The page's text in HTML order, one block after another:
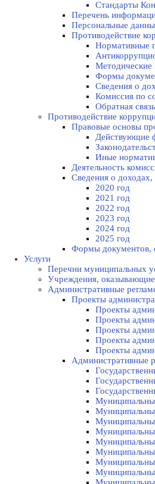
Стандарты
Перечень
Персональные
Противодействие
Нормативные
Методические
Формы
Сведения о
Комиссия по
Обратная
Противодействие
Правовые основы
Действующие
Иные
Деятельность
Сведения о доходах,
2020 год
2021 год
2022 год
2023 год
2024 год
2025 год
Формы документов,
Услуги
Перечни муниципальных
Учреждения,
Административные
Проекты
Проекты
Проекты
Проекты
Проекты
Проекты
Административные